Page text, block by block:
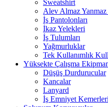
Sweatshirt
Alev Almaz
İş Pantolonları
İkaz Yelekleri
İş Tulumları
Yağmurluklar
Tek Kullanımlık
Yüksekte Çalışma
Düşüş Durdurucular
Kancalar
Lanyard
İş Emniyet Kemerleri